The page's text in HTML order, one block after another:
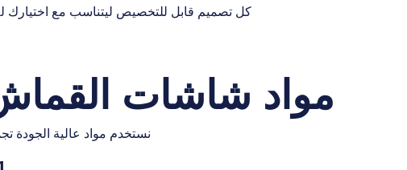
كل تصميم قابل للتخصيص ليتناسب مع اختيارك
مواد شاشات
نستخدم مواد عالية الجودة